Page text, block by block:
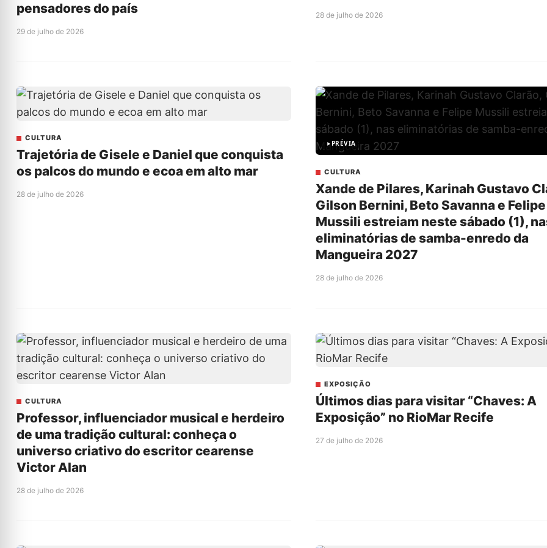
pensadores do país
29 de julho de 2026
28 de julho de 2026
CULTURA
Trajetória de Gisele e Daniel que conquista
os palcos do mundo e ecoa em alto mar
28 de julho de 2026
PRÉVIA
CULTURA
Xande de Pilares, Karinah Gustavo
Gilson Bernini, Beto Savanna e Felipe
Mussili estreiam neste sábado (1),
eliminatórias de samba-enredo da
Mangueira 2027
28 de julho de 2026
CULTURA
Professor, influenciador musical e herdeiro
de uma tradição cultural: conheça o
universo criativo do escritor cearense
Victor Alan
28 de julho de 2026
EXPOSIÇÃO
Últimos dias para visitar “Chaves: A
Exposição” no RioMar Recife
27 de julho de 2026